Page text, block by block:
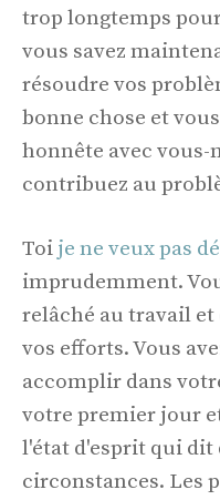
trop longtemps
vous savez
résoudre vos
bonne chose et
honnête avec vous-
contribuez au
Toi je ne veux pas
imprudemment.
relâché au travail
vos efforts. Vous
accomplir dans
votre premier jour
l'état d'esprit qui dit
circonstances. Les